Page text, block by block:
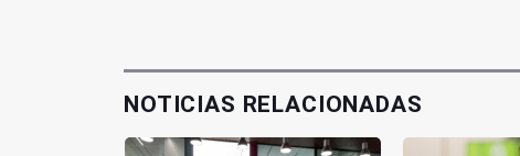
NOTICIAS RELACIONADAS